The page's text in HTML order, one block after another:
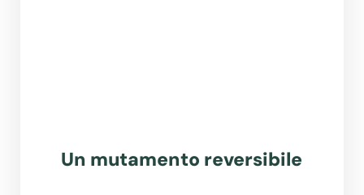
Un mutamento reversibile